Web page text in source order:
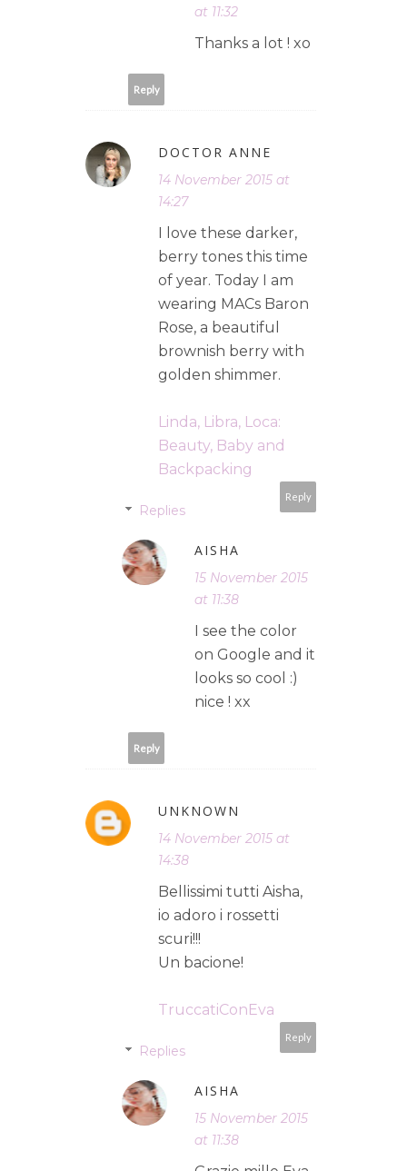
at 11:32
Thanks a lot ! xo
Reply
DOCTOR ANNE
14 November 2015 at
14:27
I love these darker,
berry tones this time
of year. Today I am
wearing MACs Baron
Rose, a beautiful
brownish berry with
golden shimmer.
Linda, Libra, Loca:
Beauty, Baby and
Backpacking
Reply
Replies
AISHA
15 November 2015
at 11:38
I see the color
on Google and it
looks so cool :)
nice ! xx
Reply
UNKNOWN
14 November 2015 at
14:38
Bellissimi tutti Aisha,
io adoro i rossetti
scuri!!!
Un bacione!
TruccatiConEva
Reply
Replies
AISHA
15 November 2015
at 11:38